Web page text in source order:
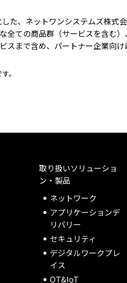
た、ネットワンシステムズ株式
ての商品群（サービスを含む
スまで含め、パートナー企業向
。
取り扱いソリューショ
ン・製品
ネットワーク
アプリケーションデ
リバリー
セキュリティ
デジタルワークプレ
イス
OT&IoT